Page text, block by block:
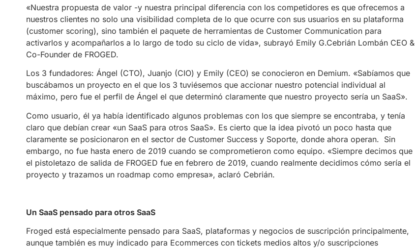
«Nuestra propuesta de valor -y nuestra principal diferencia con los competidores es que ofrecemos a
nuestros clientes no solo una visibilidad completa de lo que ocurre con sus usuarios en su plataforma
(customer scoring), sino también el paquete de herramientas de Customer Communication para
activarlos y acompañarlos a lo largo de todo su ciclo de vida», subrayó Emily G.Cebrián Lombán CEO &
Co-Founder de FROGED.
Los 3 fundadores: Ángel (CTO), Juanjo (CIO) y Emily (CEO) se conocieron en Demium. «Sabíamos que
buscábamos un proyecto en el que los 3 tuviésemos que accionar nuestro potencial individual al
máximo, pero fue el perfil de Ángel el que determinó claramente que nuestro proyecto sería un SaaS».
Como usuario, él ya había identificado algunos problemas con los que siempre se encontraba, y tenía
claro que debían crear «un SaaS para otros SaaS». Es cierto que la idea pivotó un poco hasta que
claramente se posicionaron en el sector de Customer Success y Soporte, donde ahora operan. Sin
embargo, no fue hasta enero de 2019 cuando se comprometieron como equipo. «Siempre decimos que
el pistoletazo de salida de FROGED fue en febrero de 2019, cuando realmente decidimos cómo sería el
proyecto y trazamos un roadmap como empresa», aclaró Cebrián.
Un SaaS pensado para otros SaaS
Froged está especialmente pensado para SaaS, plataformas y negocios de suscripción principalmente,
aunque también es muy indicado para Ecommerces con tickets medios altos y/o suscripciones